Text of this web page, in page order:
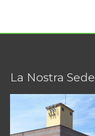
La Nostra Sede